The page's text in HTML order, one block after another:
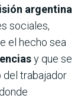
argentina
sociales,
el hecho sea
y que se
del trabajador